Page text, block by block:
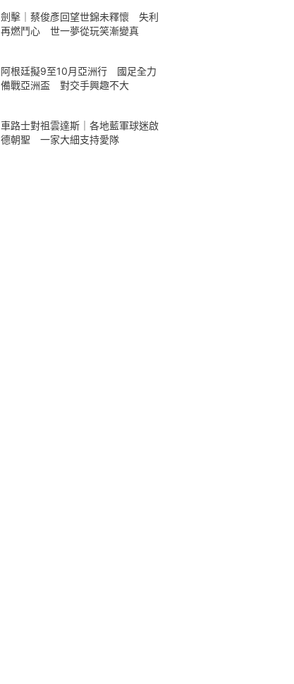
劍擊｜蔡俊彥回望世錦未釋懷 失利
再燃鬥心 世一夢從玩笑漸變真
阿根廷擬9至10月亞洲行 國足全力
備戰亞洲盃 對交手興趣不大
車路士對祖雲達斯｜各地藍軍球迷啟
德朝聖 一家大細支持愛隊